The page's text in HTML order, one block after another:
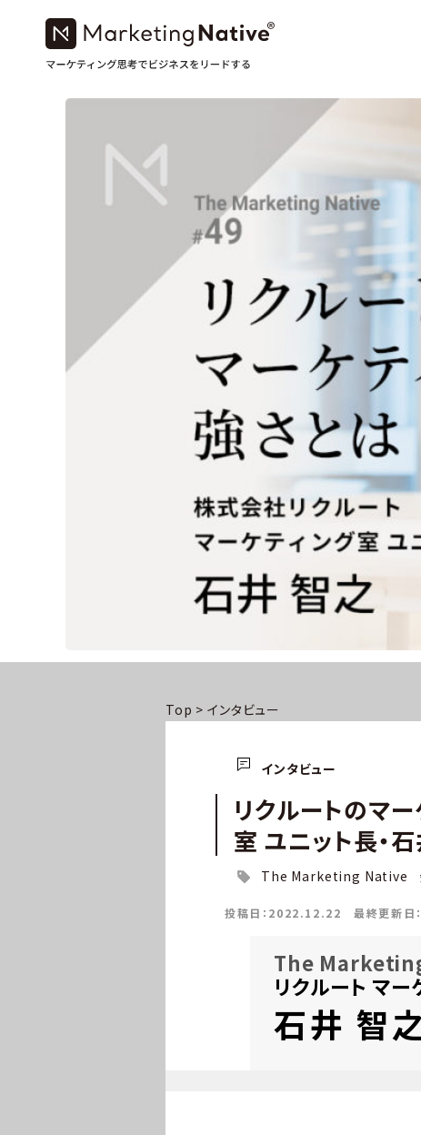
Top >インタビュー
インタビュー
リクルートのマ
室 ユニット長・
The Marketing Native
投稿日：2022.12.22 最終更新
The
リクルート マ
石井 智